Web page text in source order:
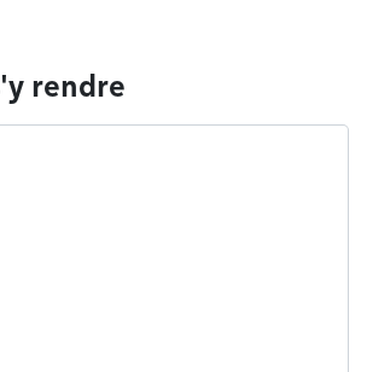
rendre